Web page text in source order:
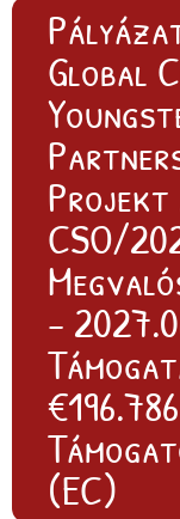
Global
Projekt
CSO/
-
€196.786
(EC)